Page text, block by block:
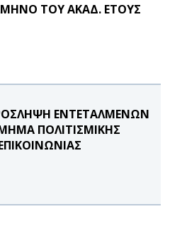
ΤΟΥ ΑΚΑΔ. ΕΤΟΥΣ
ΕΝΤΕΤΑΛΜΕΝΩΝ
ΠΟΛΙΤΙΣΜΙΚΗΣ